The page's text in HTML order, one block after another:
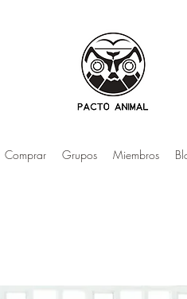
Comprar Grupos Miembros